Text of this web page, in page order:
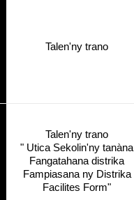
Talen'ny trano
Talen'ny trano
" Utica Sekolin'ny tanàna
Fangatahana distrika
Fampiasana ny Distrika
Facilites Form"